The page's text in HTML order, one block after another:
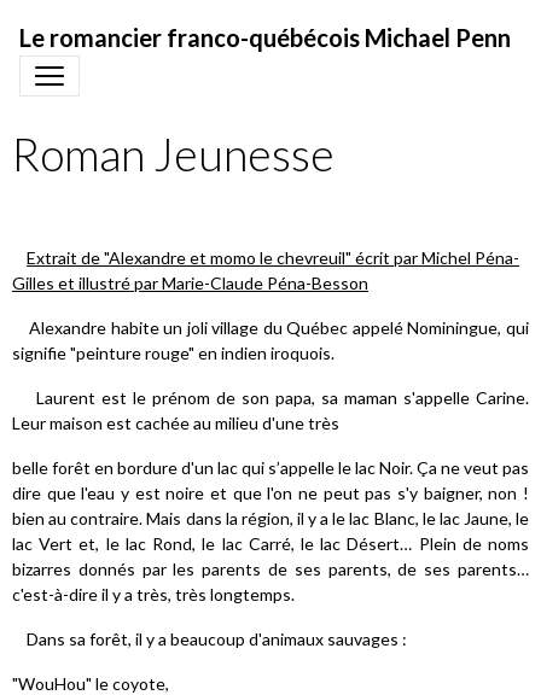
Le romancier franco-québécois Michael Penn
Roman Jeunesse
Extrait de "Alexandre et momo le chevreuil" écrit par Michel Péna-
Gilles et illustré par Marie-Claude Péna-Besson
Alexandre habite un joli village du Québec appelé Nominingue, qui
signifie "peinture rouge" en indien iroquois.
Laurent est le prénom de son papa, sa maman s'appelle Carine.
Leur maison est cachée au milieu d'une très
belle forêt en bordure d'un lac qui s’appelle le lac Noir. Ça ne veut pas
dire que l'eau y est noire et que l'on ne peut pas s'y baigner, non !
bien au contraire. Mais dans la région, il y a le lac Blanc, le lac Jaune, le
lac Vert et, le lac Rond, le lac Carré, le lac Désert… Plein de noms
bizarres donnés par les parents de ses parents, de ses parents…
c'est-à-dire il y a très, très longtemps.
Dans sa forêt, il y a beaucoup d'animaux sauvages :
"WouHou" le coyote,